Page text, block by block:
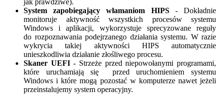
jak prawdziwe).
System zapobiegający włamaniom HIPS- Dokładnie
monitoruje aktywność wszystkich procesów systemu
Windows i aplikacji, wykorzystuje sprecyzowane reguły
do rozpoznawania podejrzanego działania systemu. W razie
wykrycia takiej aktywności HIPS automatycznie
unieszkodliwia działanie złośliwego procesu.
Skaner UEFI- Strzeże przed niepowołanymi programami,
które uruchamiają się przed uruchomieniem systemu
Windows i które mogą pozostać w komputerze nawet jeżeli
przeinstalujemy system operacyjny.